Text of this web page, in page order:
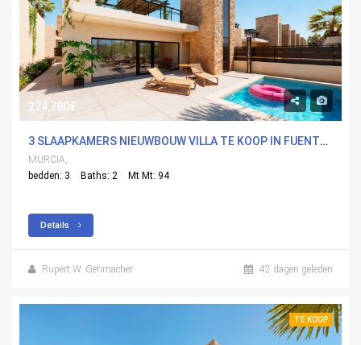
274,780€
3 SLAAPKAMERS NIEUWBOUW VILLA TE KOOP IN FUENTEALAMO, MURCIA
MURCIA,
bedden: 3
Baths: 2 Mt Mt: 94
Details
Rupert W. Gehmacher 42 dagen geleden
TE KOOP